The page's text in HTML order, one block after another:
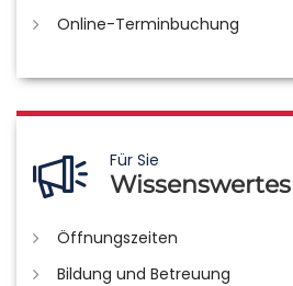
Online-Terminbuchung
Für Sie
Wissenswertes
Öffnungszeiten
Bildung und Betreuung